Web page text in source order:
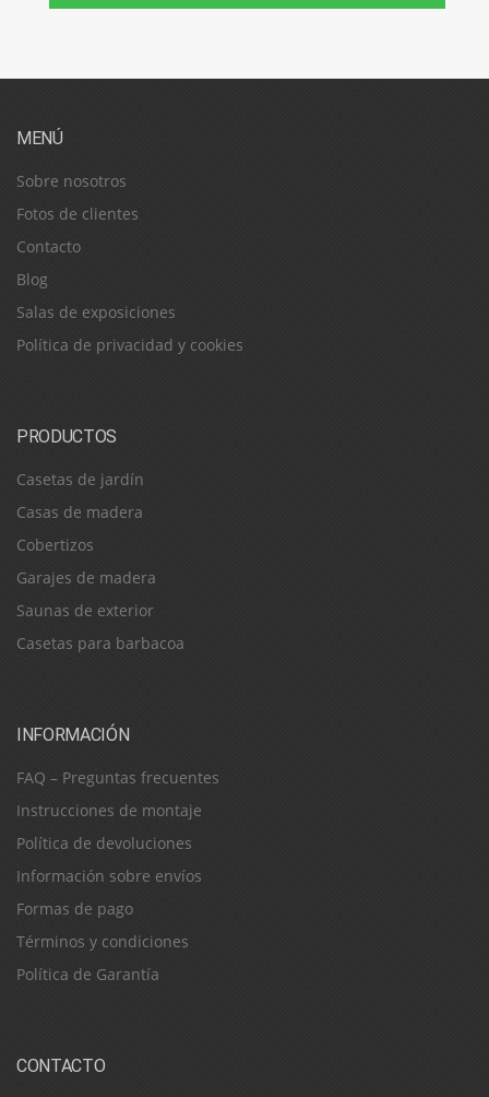
MENÚ
Sobre nosotros
Fotos de clientes
Contacto
Blog
Salas de exposiciones
Política de privacidad y cookies
PRODUCTOS
Casetas de jardín
Casas de madera
Cobertizos
Garajes de madera
Saunas de exterior
Casetas para barbacoa
INFORMACIÓN
FAQ – Preguntas frecuentes
Instrucciones de montaje
Política de devoluciones
Información sobre envíos
Formas de pago
Términos y condiciones
Política de Garantía
CONTACTO